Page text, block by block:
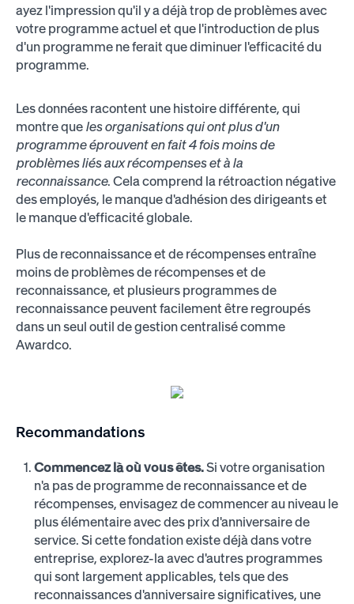
ayez l'impression qu'il y a déjà trop de problèmes avec
votre programme actuel et que l'introduction de plus
d'un programme ne ferait que diminuer l'efficacité du
programme.
Les données racontent une histoire différente, qui
montre que les organisations qui ont plus d'un
programme éprouvent en fait 4 fois moins de
problèmes liés aux récompenses et à la
reconnaissance. Cela comprend la rétroaction négative
des employés, le manque d'adhésion des dirigeants et
le manque d'efficacité globale.
Plus de reconnaissance et de récompenses entraîne
moins de problèmes de récompenses et de
reconnaissance, et plusieurs programmes de
reconnaissance peuvent facilement être regroupés
dans un seul outil de gestion centralisé comme
Awardco.
Recommandations
Commencez là où vous êtes.Si votre organisation
n'a pas de programme de reconnaissance et de
récompenses, envisagez de commencer au niveau le
plus élémentaire avec des prix d'anniversaire de
service. Si cette fondation existe déjà dans votre
entreprise, explorez-la avec d'autres programmes
qui sont largement applicables, tels que des
reconnaissances d'anniversaire significatives, une